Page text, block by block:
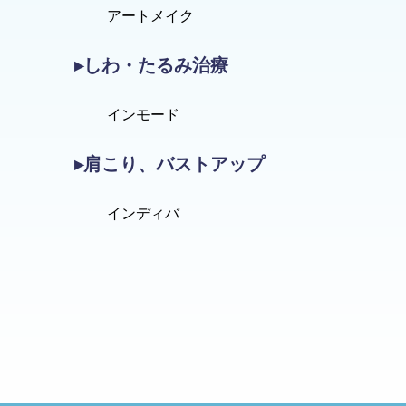
アートメイク
▸しわ・たるみ治療
インモード
▸肩こり、バストアップ
インディバ